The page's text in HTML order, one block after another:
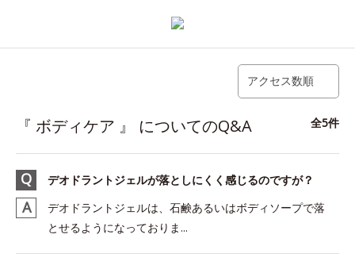
アクセス数順
『 ボディケア 』 についてのQ&A 全5件
デオドラントジェルが落としにくく感じるのですが？
デオドラントジェルは、石鹸あるいはボディソープで落
とせるようになっておりま...